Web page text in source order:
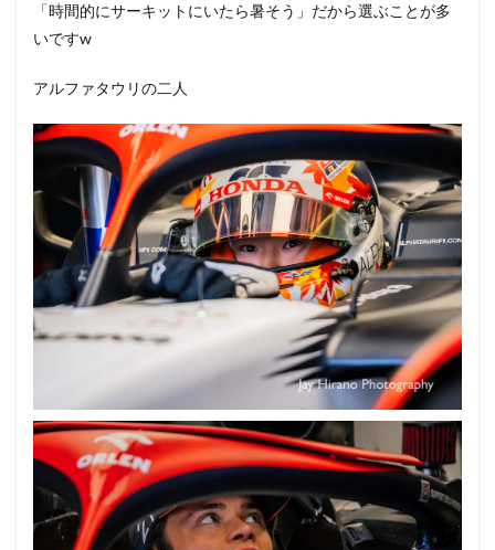
「時間的にサーキットにいたら暑そう」だから選ぶことが多
いですw
アルファタウリの二人